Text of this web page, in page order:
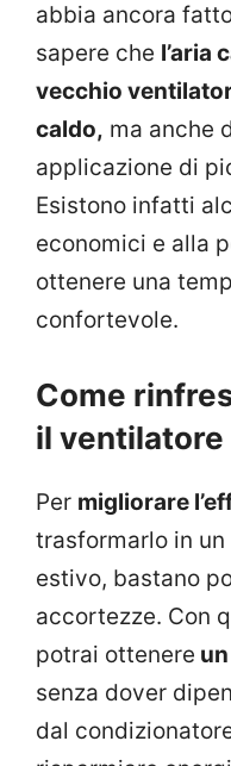
abbia ancora
sapere che l’aria
vecchio
caldo, ma anche
applicazione di
Esistono infatti
economici e alla
ottenere una
confortevole.
Come
il ventilatore
Per migliorare
trasformarlo in
estivo, bastano
accortezze. Con
potrai ottenere
senza dover
dal